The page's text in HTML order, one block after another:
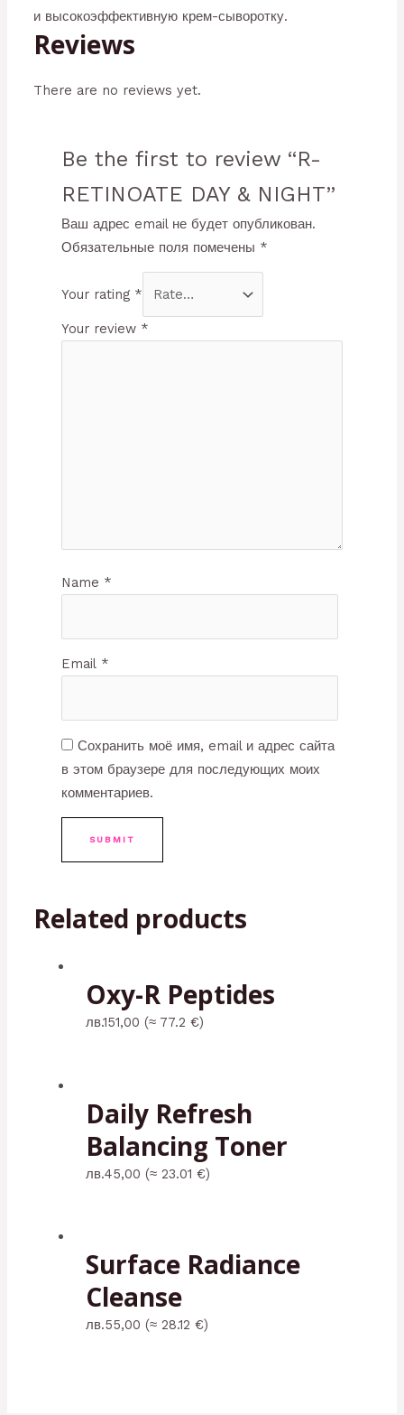
и высокоэффективную крем-сыворотку.
Reviews
There are no reviews yet.
Be the first to review “R-
RETINOATE DAY & NIGHT”
Ваш адрес email не будет опубликован.
Обязательные поля помечены *
Your rating *
Your review *
Name *
Email *
Сохранить моё имя, email и адрес сайта
в этом браузере для последующих моих
комментариев.
Related products
Oxy-R Peptides
лв.151,00 (≈ 77.2 €)
Daily Refresh
Balancing Toner
лв.45,00 (≈ 23.01 €)
Surface Radiance
Cleanse
лв.55,00 (≈ 28.12 €)